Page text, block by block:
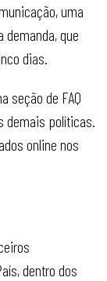
uma
que
dias.
seção de FAQ
demais políticas.
online nos
dentro dos